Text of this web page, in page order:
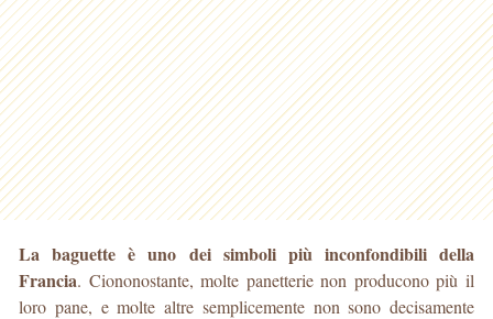
La baguette è uno dei simboli più inconfondibili della
Francia. Ciononostante, molte panetterie non producono più il
loro pane, e molte altre semplicemente non sono decisamente